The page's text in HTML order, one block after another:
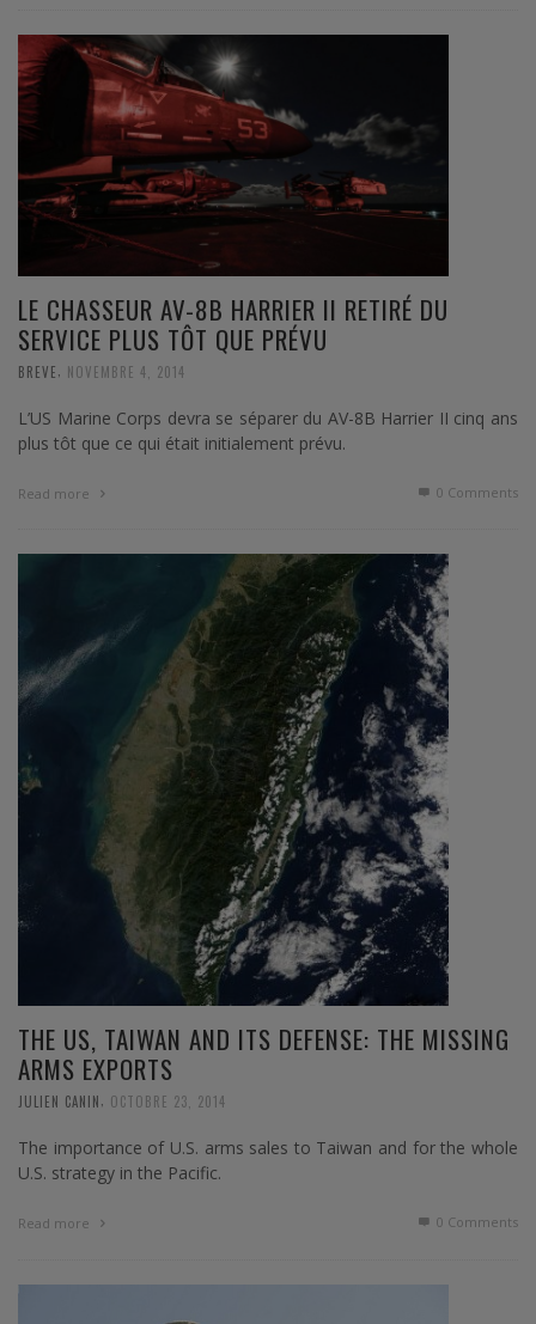
LE CHASSEUR AV-8B HARRIER II RETIRÉ DU
SERVICE PLUS TÔT QUE PRÉVU
BREVE NOVEMBRE 4, 2014
L’US Marine Corps devra se séparer du AV-8B Harrier II cinq ans
plus tôt que ce qui était initialement prévu.
Read more 0 Comments
THE US, TAIWAN AND ITS DEFENSE: THE MISSING
ARMS EXPORTS
JULIEN CANIN OCTOBRE 23, 2014
The importance of U.S. arms sales to Taiwan and for the whole
U.S. strategy in the Pacific.
Read more 0 Comments